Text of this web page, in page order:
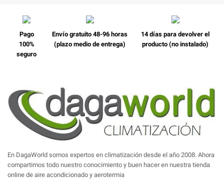
Pago
100%
seguro
Envío gratuito 48-96 horas
(plazo medio de entrega)
14 días para devolver el
producto (no instalado)
En DagaWorld somos expertos en climatización desde el año 2008. Ahora
compartimos todo nuestro conocimiento y buen hacer en nuestra tienda
online de aire acondicionado y aerotermia